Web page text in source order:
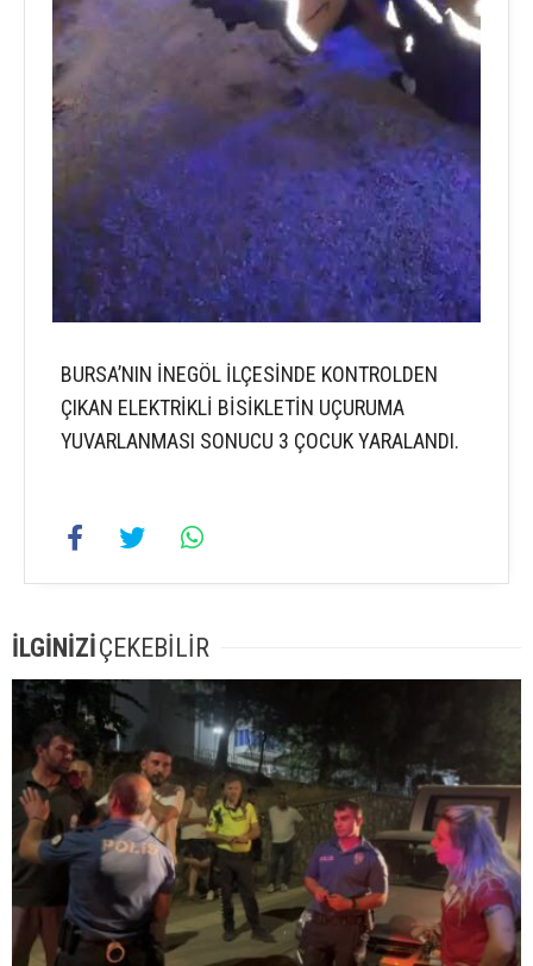
BURSA’NIN İNEGÖL İLÇESİNDE KONTROLDEN
ÇIKAN ELEKTRİKLİ BİSİKLETİN UÇURUMA
YUVARLANMASI SONUCU 3 ÇOCUK YARALANDI.
İLGİNİZİÇEKEBİLİR